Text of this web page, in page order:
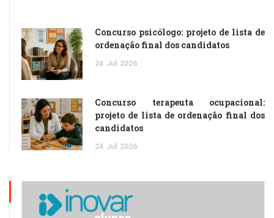
Concurso psicólogo: projeto de lista de
ordenação final dos candidatos
24 Jul 2026
Concurso terapeuta ocupacional:
projeto de lista de ordenação final dos
candidatos
24 Jul 2026